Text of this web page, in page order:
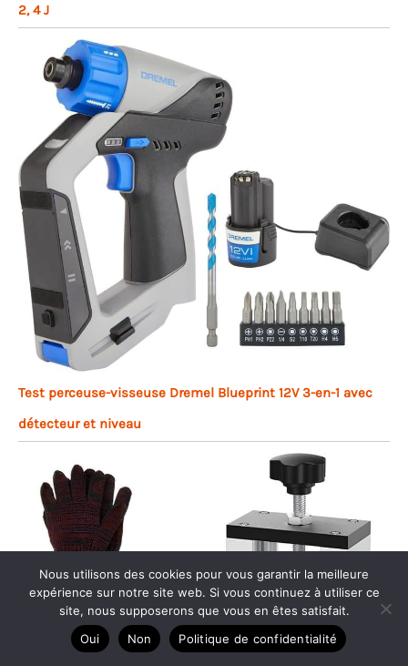
2, 4 J
Test perceuse-visseuse Dremel Blueprint 12V 3-en-1 avec
détecteur et niveau
Nous utilisons des cookies pour vous garantir la meilleure
expérience sur notre site web. Si vous continuez à utiliser ce
site, nous supposerons que vous en êtes satisfait.
Oui
Non Politique de confidentialité